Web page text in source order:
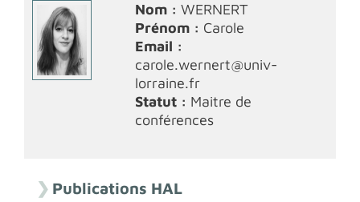
Nom : WERNERT
Prénom : Carole
Email :
carole.wernert@univ-
lorraine.fr
Statut : Maitre de
conférences
Publications HAL